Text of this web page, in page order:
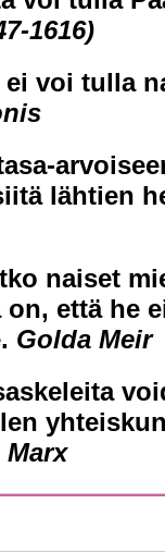
1616)
voi tulla
lähtien
naiset
on, että he
Golda Meir
Marx